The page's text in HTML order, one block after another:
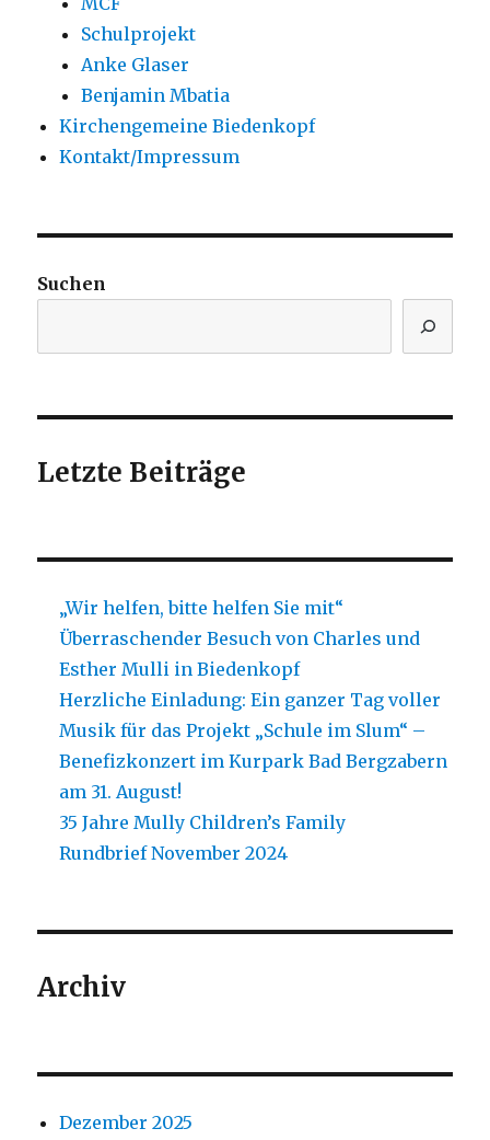
Schulprojekt
Anke Glaser
Benjamin Mbatia
Kirchengemeine Biedenkopf
Kontakt/Impressum
Suchen
Letzte Beiträge
„Wir helfen, bitte helfen Sie mit“
Überraschender Besuch von Charles und
Esther Mulli in Biedenkopf
Herzliche Einladung: Ein ganzer Tag voller
Musik für das Projekt „Schule im Slum“ –
Benefizkonzert im Kurpark Bad Bergzabern
am 31. August!
35 Jahre Mully Children’s Family
Rundbrief November 2024
Archiv
Dezember 2025